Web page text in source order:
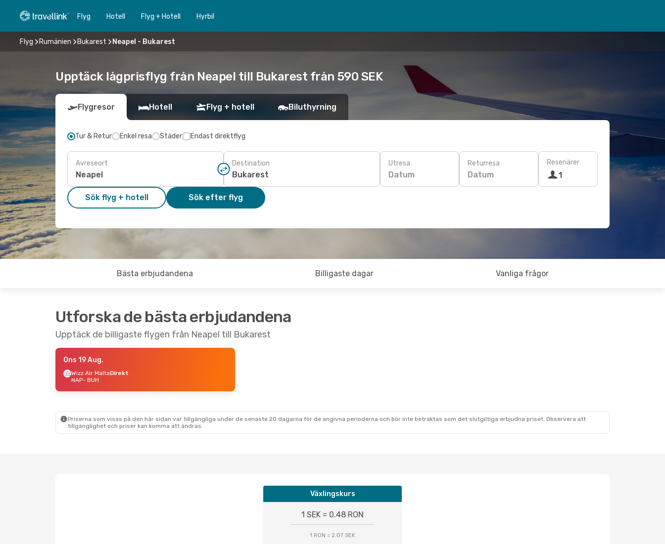
Flyg Hotell Flyg + Hotell Hyrbil
Flyg Rumänien Bukarest Neapel - Bukarest
Upptäck lågprisflyg från Neapel till Bukarest från 590 SEK
Flygresor Hotell Flyg + hotell Biluthyrning
Tur & Retur Enkel resa Städer Endast direktflyg
Avreseort Destination Utresa
Datum
Returresa
Datum
Resenärer
1
Sök flyg + hotell Sök efter flyg
Bästa erbjudandena Billigaste dagar Vanliga frågor
Utforska de bästa erbjudandena
Upptäck de billigaste flygen från Neapel till Bukarest
Ons 19 Aug.
Wizz Air MaltaDirekt
NAP- BUH
Priserna som visas på den här sidan var tillgängliga under de senaste 20 dagarna för de angivna perioderna och bör inte betraktas som det slutgiltiga erbjudna priset. Observera att
tillgänglighet och priser kan komma att ändras.
Växlingskurs
1 SEK = 0.48 RON
1 RON = 2.07 SEK